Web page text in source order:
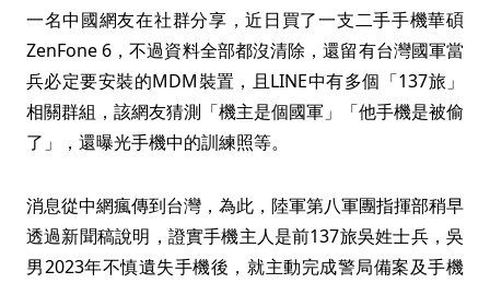
一名中國網友在社群分享，近日買了一支二手手機華碩
ZenFone 6，不過資料全部都沒清除，還留有台灣國軍當
兵必定要安裝的MDM裝置，且LINE中有多個「137旅」
相關群組，該網友猜測「機主是個國軍」「他手機是被偷
了」，還曝光手機中的訓練照等。
消息從中網瘋傳到台灣，為此，陸軍第八軍團指揮部稍早
透過新聞稿說明，證實手機主人是前137旅吳姓士兵，吳
男2023年不慎遺失手機後，就主動完成警局備案及手機